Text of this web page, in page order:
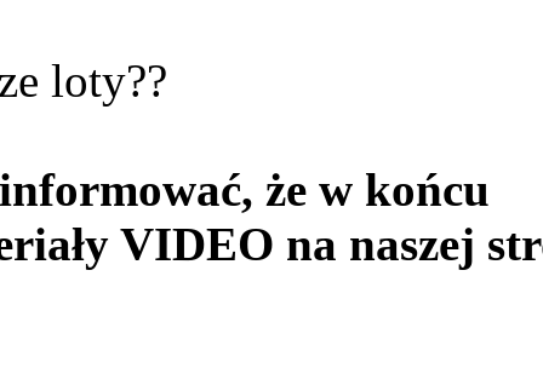
loty??
że w końcu
VIDEO na naszej